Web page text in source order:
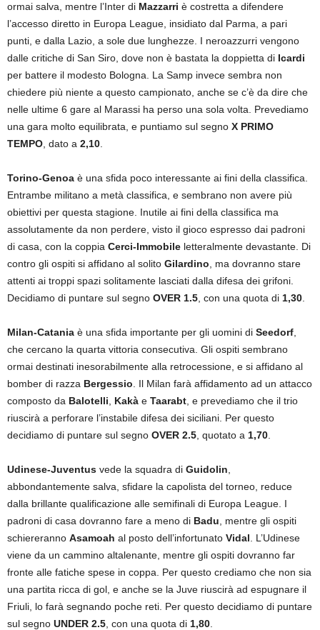
ormai salva, mentre l’Inter di Mazzarri è costretta a difendere
l’accesso diretto in Europa League, insidiato dal Parma, a pari
punti, e dalla Lazio, a sole due lunghezze. I neroazzurri vengono
dalle critiche di San Siro, dove non è bastata la doppietta di Icardi
per battere il modesto Bologna. La Samp invece sembra non
chiedere più niente a questo campionato, anche se c’è da dire che
nelle ultime 6 gare al Marassi ha perso una sola volta. Prevediamo
una gara molto equilibrata, e puntiamo sul segno X PRIMO
TEMPO , dato a 2,10
Torino-Genoa è una sfida poco interessante ai fini della classifica.
Entrambe militano a metà classifica, e sembrano non avere più
obiettivi per questa stagione. Inutile ai fini della classifica ma
assolutamente da non perdere, visto il gioco espresso dai padroni
di casa, con la coppia Cerci-Immobile letteralmente devastante. Di
contro gli ospiti si affidano al solito Gilardino , ma dovranno stare
attenti ai troppi spazi solitamente lasciati dalla difesa dei grifoni.
Decidiamo di puntare sul segno OVER 1.5 , con una quota di 1,30
Milan-Catania è una sfida importante per gli uomini di Seedorf
che cercano la quarta vittoria consecutiva. Gli ospiti sembrano
ormai destinati inesorabilmente alla retrocessione, e si affidano al
bomber di razza Bergessio . Il Milan farà affidamento ad un attacco
composto da Balotelli Kakà e Taarabt , e prevediamo che il trio
riuscirà a perforare l’instabile difesa dei siciliani. Per questo
decidiamo di puntare sul segno OVER 2.5 , quotato a 1,70
Udinese-Juventus vede la squadra di Guidolin
abbondantemente salva, sfidare la capolista del torneo, reduce
dalla brillante qualificazione alle semifinali di Europa League. I
padroni di casa dovranno fare a meno di Badu , mentre gli ospiti
schiereranno Asamoah al posto dell’infortunato Vidal . L’Udinese
viene da un cammino altalenante, mentre gli ospiti dovranno far
fronte alle fatiche spese in coppa. Per questo crediamo che non sia
una partita ricca di gol, e anche se la Juve riuscirà ad espugnare il
Friuli, lo farà segnando poche reti. Per questo decidiamo di puntare
sul segno UNDER 2.5 , con una quota di 1,80